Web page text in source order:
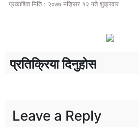
प्रकाशित मिति : २०७७ मङ्सिर १२ गते शुक्रवार
प्रतिक्रिया दिनुहोस
Leave a Reply